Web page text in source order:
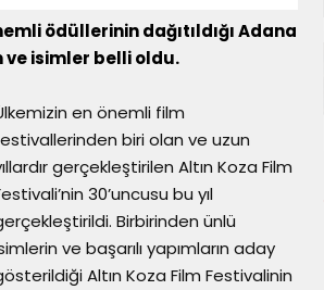
ödüllerinin dağıtıldığı Adana
ve isimler belli oldu.
en önemli film
biri olan ve uzun
gerçekleştirilen Altın Koza Film
30’uncusu bu yıl
Birbirinden ünlü
ve başarılı yapımların aday
Altın Koza Film Festivalinin